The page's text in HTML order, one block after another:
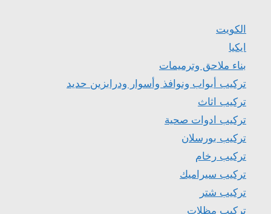
الكويت
ايكيا
بناء ملاحق وترميمات
تركيب أبواب ونوافذ وأسوار ودرابزين حديد
تركيب اثاث
تركيب ادوات صحية
تركيب بورسلان
تركيب رخام
تركيب سيراميك
تركيب شتر
تركيب مظلات